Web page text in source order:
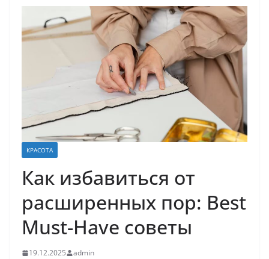
КРАСОТА
Как избавиться от
расширенных пор: Best
Must-Have советы
19.12.2025 admin